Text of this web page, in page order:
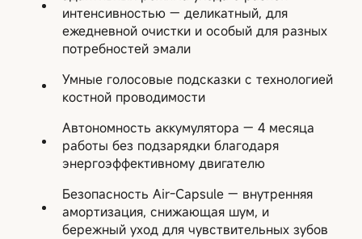
интенсивностью — деликатный, для
ежедневной очистки и особый для разных
потребностей эмали
Умные голосовые подсказки с технологией
костной проводимости
Автономность аккумулятора — 4 месяца
работы без подзарядки благодаря
энергоэффективному двигателю
Безопасность Air-Capsule — внутренняя
амортизация, снижающая шум, и
бережный уход для чувствительных зубов